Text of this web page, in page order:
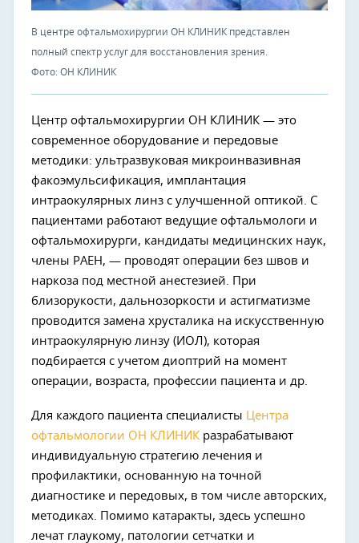
В центре офтальмохирургии ОН КЛИНИК представлен
полный спектр услуг для восстановления зрения.
Фото: ОН КЛИНИК
Центр офтальмохирургии ОН КЛИНИК — это
современное оборудование и передовые
методики: ультразвуковая микроинвазивная
факоэмульсификация, имплантация
интраокулярных линз с улучшенной оптикой. С
пациентами работают ведущие офтальмологи и
офтальмохирурги, кандидаты медицинских наук,
члены РАЕН, — проводят операции без швов и
наркоза под местной анестезией. При
близорукости, дальнозоркости и астигматизме
проводится замена хрусталика на искусственную
интраокулярную линзу (ИОЛ), которая
подбирается с учетом диоптрий на момент
операции, возраста, профессии пациента и др.
Для каждого пациента специалисты
Центра
офтальмологии ОН КЛИНИК разрабатывают
индивидуальную стратегию лечения и
профилактики, основанную на точной
диагностике и передовых, в том числе авторских,
методиках. Помимо катаракты, здесь успешно
лечат глаукому, патологии сетчатки и